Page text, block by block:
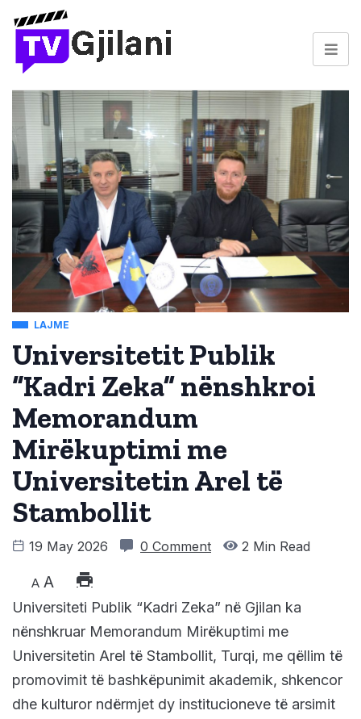
LAJME
Universitetit Publik
“Kadri Zeka” nënshkroi
Memorandum
Mirëkuptimi me
Universitetin Arel të
Stambollit
19 May 2026 0 Comment 2 Min Read
A A
Universiteti Publik “Kadri Zeka” në Gjilan ka
nënshkruar Memorandum Mirëkuptimi me
Universitetin Arel të Stambollit, Turqi, me qëllim të
promovimit të bashkëpunimit akademik, shkencor
dhe kulturor ndërmjet dy institucioneve të arsimit